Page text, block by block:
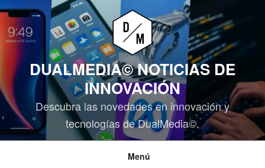
Saltar
contenido
DUALMEDIA© NOTICIAS DE
INNOVACIÓN
Descubra las novedades en innovación y
tecnologías de DualMedia©.
Menú